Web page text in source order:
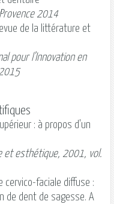
2014
de la littérature et
pour l’Innovation en
: à propos d'un
et esthétique, 2001, vol.
cervico-faciale diffuse :
de dent de sagesse. A